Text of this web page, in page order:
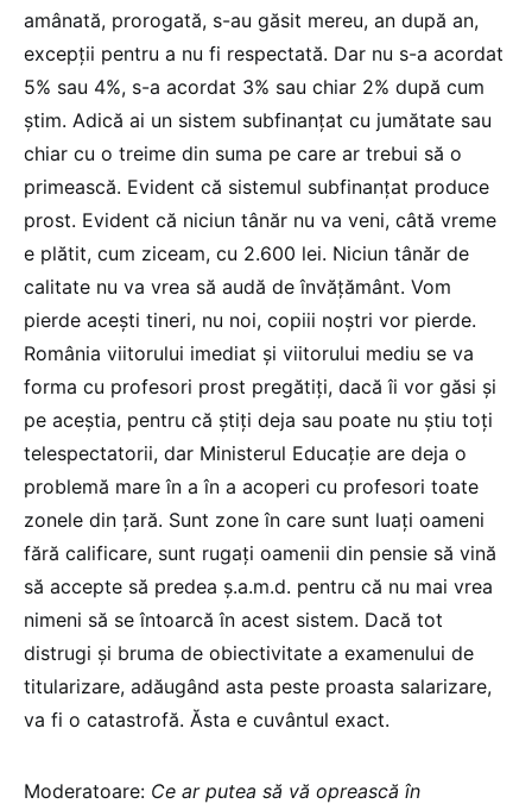
amânată, prorogată, s-au găsit mereu, an după an,
excepții pentru a nu fi respectată. Dar nu s-a acordat
5% sau 4%, s-a acordat 3% sau chiar 2% după cum
știm. Adică ai un sistem subfinanțat cu jumătate sau
chiar cu o treime din suma pe care ar trebui să o
primească. Evident că sistemul subfinanțat produce
prost. Evident că niciun tânăr nu va veni, câtă vreme
e plătit, cum ziceam, cu 2.600 lei. Niciun tânăr de
calitate nu va vrea să audă de învățământ. Vom
pierde acești tineri, nu noi, copiii noștri vor pierde.
România viitorului imediat și viitorului mediu se va
forma cu profesori prost pregătiți, dacă îi vor găsi și
pe aceștia, pentru că știți deja sau poate nu știu toți
telespectatorii, dar Ministerul Educație are deja o
problemă mare în a în a acoperi cu profesori toate
zonele din țară. Sunt zone în care sunt luați oameni
fără calificare, sunt rugați oamenii din pensie să vină
să accepte să predea ș.a.m.d. pentru că nu mai vrea
nimeni să se întoarcă în acest sistem. Dacă tot
distrugi și bruma de obiectivitate a examenului de
titularizare, adăugând asta peste proasta salarizare,
va fi o catastrofă. Ăsta e cuvântul exact.
Moderatoare: Ce ar putea să vă oprească în